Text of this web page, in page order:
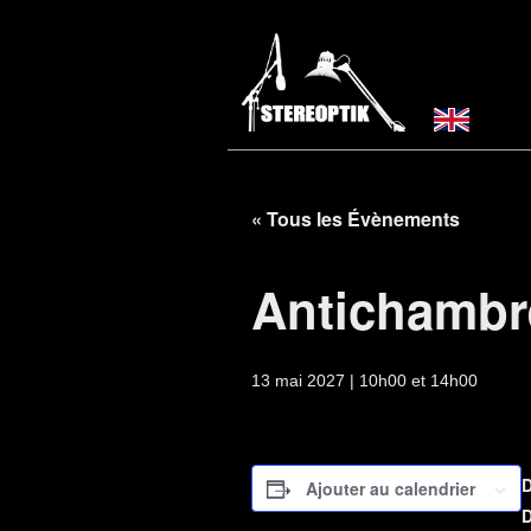
« Tous les Évènements
13 mai 2027 | 10h00 et 14h00
Ajouter au calendrier